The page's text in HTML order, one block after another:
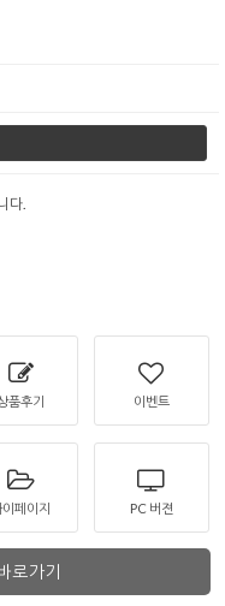
다.
품후기 이벤트
이페이지 PC 버젼
로가기